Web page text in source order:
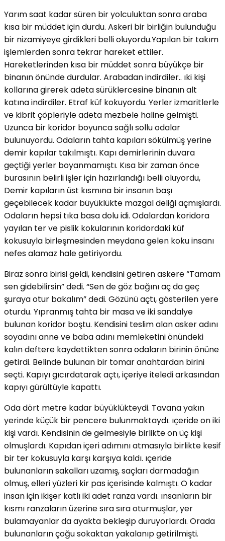
Yarım saat kadar süren bir yolculuktan sonra araba
kısa bir müddet için durdu. Askeri bir birliğin bulunduğu
bir nizamiyeye girdikleri belli oluyordu.Yapılan bir takım
işlemlerden sonra tekrar hareket ettiler.
Hareketlerinden kısa bir müddet sonra büyükçe bir
binanın önünde durdular. Arabadan indirdiler.. ıki kişi
kollarına girerek adeta sürüklercesine binanın alt
katına indirdiler. Etraf küf kokuyordu. Yerler izmaritlerle
ve kibrit çöpleriyle adeta mezbele haline gelmişti.
Uzunca bir koridor boyunca sağlı sollu odalar
bulunuyordu. Odaların tahta kapıları sökülmüş yerine
demir kapılar takılmıştı. Kapı demirlerinin duvara
geçtiği yerler boyanmamıştı. Kısa bir zaman önce
burasının belirli işler için hazırlandığı belli oluyordu,
Demir kapıların üst kısmına bir insanın başı
geçebilecek kadar büyüklükte mazgal deliği açmışlardı.
Odaların hepsi tıka basa dolu idi. Odalardan koridora
yayılan ter ve pislik kokularının koridordaki küf
kokusuyla birleşmesinden meydana gelen koku insanı
nefes alamaz hale getiriyordu.
Biraz sonra birisi geldi, kendisini getiren askere “Tamam
sen gidebilirsin” dedi. “Sen de göz bağını aç da geç
şuraya otur bakalım” dedi. Gözünü açtı, gösterilen yere
oturdu. Yıpranmış tahta bir masa ve iki sandalye
bulunan koridor boştu. Kendisini teslim alan asker adını
soyadını anne ve baba adını memleketini önündeki
kalın deftere kaydettikten sonra odaların birinin önüne
getirdi. Belinde bulunan bir tomar anahtardan birini
seçti. Kapıyı gıcırdatarak açtı, içeriye iteledi arkasından
kapıyı gürültüyle kapattı.
Oda dört metre kadar büyüklükteydi. Tavana yakın
yerinde küçük bir pencere bulunmaktaydı. ıçeride on iki
kişi vardı. Kendisinin de gelmesiyle birlikte on üç kişi
olmuşlardı. Kapıdan içeri adımını atmasıyla birlikte kesif
bir ter kokusuyla karşı karşıya kaldı. ıçeride
bulunanların sakalları uzamış, saçları darmadağın
olmuş, elleri yüzleri kir pas içerisinde kalmıştı. O kadar
insan için ikişer katlı iki adet ranza vardı. ınsanların bir
kısmı ranzaların üzerine sıra sıra oturmuşlar, yer
bulamayanlar da ayakta bekleşip duruyorlardı. Orada
bulunanların çoğu sokaktan yakalanıp getirilmişti.